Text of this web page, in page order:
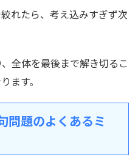
れたら、考え込みすぎず次
全体を最後まで解き切るこ
ます。
問題のよくあるミ